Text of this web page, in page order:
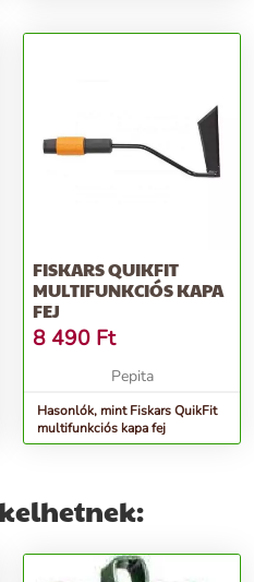
FISKARS QUIKFIT
MULTIFUNKCIÓS KAPA
FEJ
8 490 Ft
Pepita
Hasonlók, mint Fiskars QuikFit
multifunkciós kapa fej